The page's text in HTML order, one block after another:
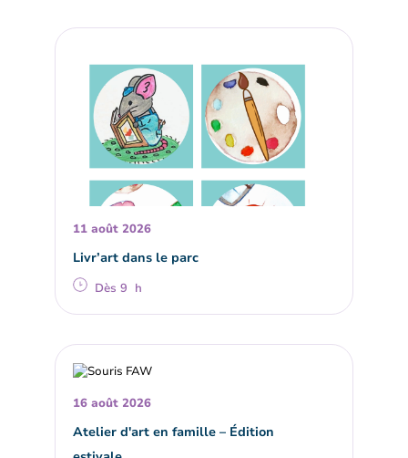
11 août 2026
Livr’art dans le parc
Dès 9 h
16 août 2026
Atelier d'art en famille – Édition